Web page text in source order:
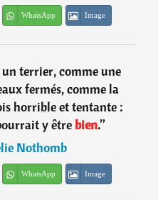
WhatsApp Image
terrier, comme une
fermés, comme la
horrible et tentante :
y êtrebien.”
Nothomb
WhatsApp Image